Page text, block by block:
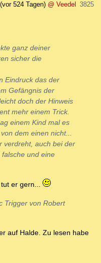
(vor 524 Tagen) @ Veedel
3825
ganz deiner
sicher die
Eindruck das der
Gefängnis der
doch der Hinweis
mehr einem Trick.
einem Kind mal es
dem einen nicht...
verdreht, auch bei der
und eine
er gern...
Trigger von Robert
auf Halde. Zu lesen habe